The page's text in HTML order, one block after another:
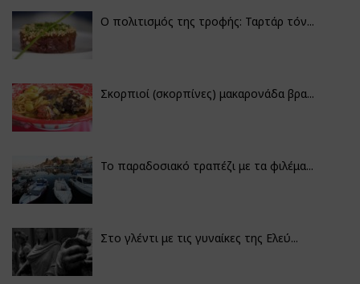
Ο πολιτισμός της τροφής: Ταρτάρ τόν...
Σκορπιοί (σκορπίνες) μακαρονάδα βρα...
Το παραδοσιακό τραπέζι με τα φιλέμα...
Στο γλέντι με τις γυναίκες της Ελεύ...